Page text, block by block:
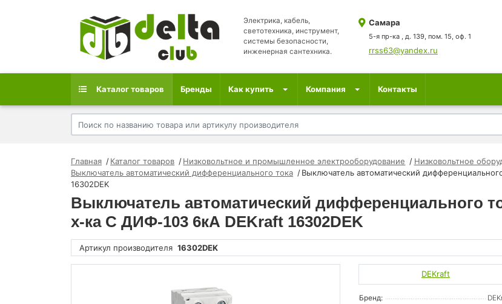
Электрика, кабель,
светотехника, инструмент,
системы безопасности,
инженерная сантехника.
Самара
5-я пр-ка , д. 139, пом. 15, оф. 1
rrss63@yandex.ru
Каталог товаров Бренды Как купить Компания Контакты
Главная Каталог товаров Низковольтное и промышленное электрооборудование Низковольтное
Выключатель автоматический дифференциального тока
Выключатель автоматический
16302DEK
Выключатель автоматический дифференциального
х-ка C ДИФ-103 6кА DEKraft 16302DEK
Артикул производителя 16302DEK
DEKraft
Бренд: